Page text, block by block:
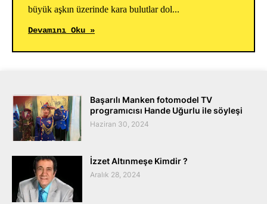
büyük aşkın üzerinde kara bulutlar dol...
Devamını Oku »
Başarılı Manken fotomodel TV
programıcısı Hande Uğurlu ile söyleşi
Haziran 30, 2024
İzzet Altınmeşe Kimdir ?
Aralık 28, 2024